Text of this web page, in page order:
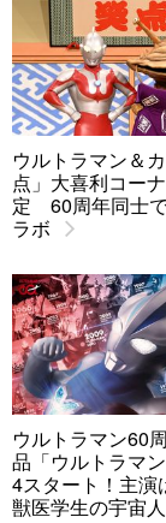
ウルトラマン＆
点」大喜利コー
定 60周年同士
ラボ
ウルトラマン60
品「ウルトラマ
4スタート！主演
獣医学生の宇宙